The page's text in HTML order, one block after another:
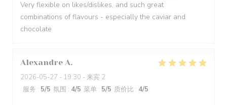
Very flexible on likes/dislikes, and such great
combinations of flavours - especially the caviar and
chocolate
Alexandre A
2026-05-27 - 19:30 - 来宾 2
服务 : 5/5 氛围 : 4/5 菜单 : 5/5 质价比 : 4/5